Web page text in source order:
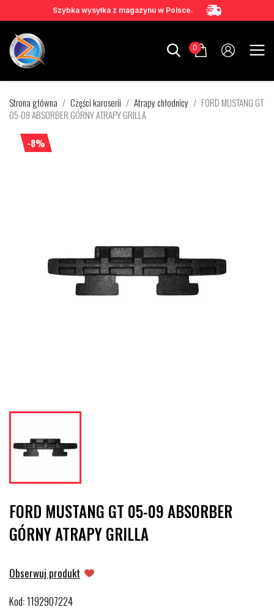
Szybka wysyłka z magazynu w Polsce.
0
Strona główna Części karoserii Atrapy chłodnicy
FORD MUSTANG GT
05-09 ABSORBER GÓRNY ATRAPY GRILLA
-8%
FORD MUSTANG GT 05-09 ABSORBER
GÓRNY ATRAPY GRILLA
Obserwuj produkt
Kod:1192907224